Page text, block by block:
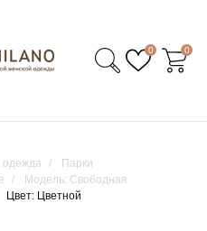
0 0
одежда
Парки
Модель: Свободная
Цвет: Цветной